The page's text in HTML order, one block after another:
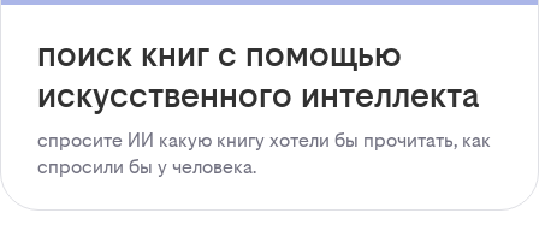
поиск книг с помощью
искусственного интеллекта
спросите ИИ какую книгу хотели бы прочитать, как
спросили бы у человека.